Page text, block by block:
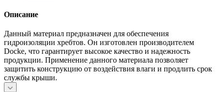
Описание
Данный материал предназначен для обеспечения
гидроизоляции хребтов. Он изготовлен производителем
Docke, что гарантирует высокое качество и надежность
продукции. Применение данного материала позволяет
защитить конструкцию от воздействия влаги и продлить срок
службы крыши.